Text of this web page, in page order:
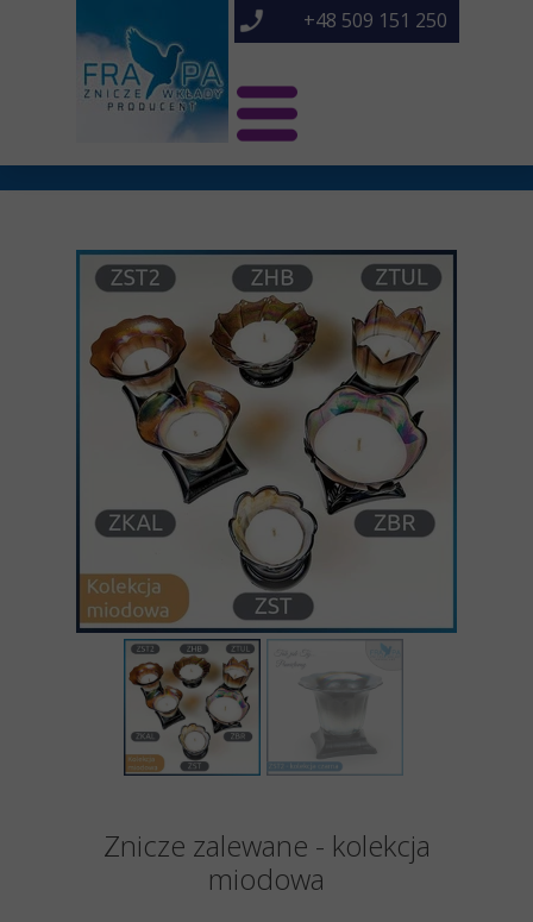
+48 509 151 250
Znicze NOWOŚCI
Znicze
O nas
Kontakt
Znicze zalewane - kolekcja
miodowa